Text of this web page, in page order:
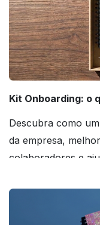
Kit Onboarding: o
Descubra como
da empresa,
colaboradores e